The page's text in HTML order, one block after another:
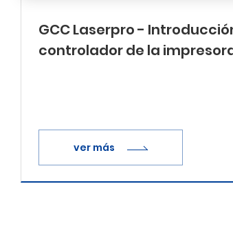
GCC Laserpro -
controlador de la
ver más